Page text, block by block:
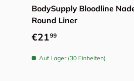
BodySupply Bloodline
Round Liner
Normaler Preis
€2199
Auf Lager (30 Einheiten)